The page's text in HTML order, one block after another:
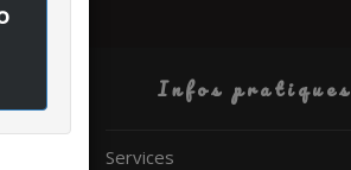
Infos pratiques
Services